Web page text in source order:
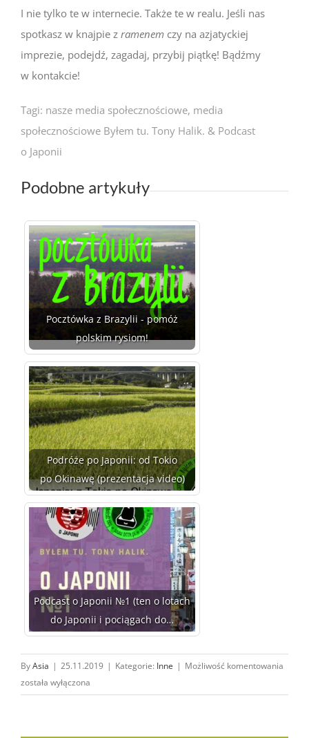
I nie tylko te w internecie. Także te w realu. Jeśli nas
spotkasz w knajpie z ramenem czy na azjatyckiej
imprezie, podejdź, zagadaj, przybij piątkę! Bądźmy
w kontakcie!
Tagi: nasze media społecznościowe, media
społecznościowe Byłem tu. Tony Halik. & Podcast
o Japonii
Podobne artykuły
Pocztówka z Brazylii - pomóż
polskim rysiom!
Podróże po Japonii: od Tokio
po Okinawę (prezentacja video)
Podcast o Japonii №1 (ten o lotach
do Japonii i pociągach do…
ByAsia | 25.11.2019 | Kategorie: Inne | Możliwość komentowania
została wyłączona